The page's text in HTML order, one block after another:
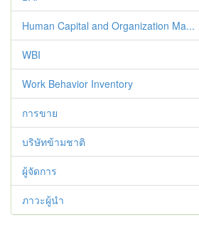
Human Capital and Organization Ma...
WBI
Work Behavior Inventory
การขาย
บริษัทข้ามชาติ
ผู้จัดการ
ภาวะผู้นำ